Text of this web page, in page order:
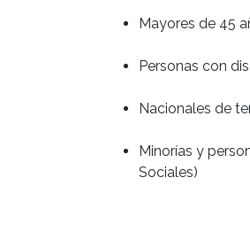
Mayores de 45
Personas con
Nacionales de
Minorías y
Sociales)